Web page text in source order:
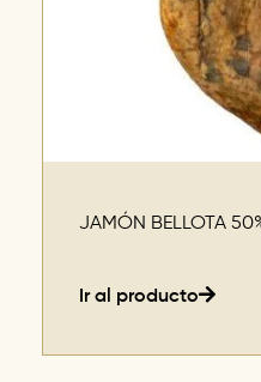
JAMÓN BELLOTA
Ir al producto